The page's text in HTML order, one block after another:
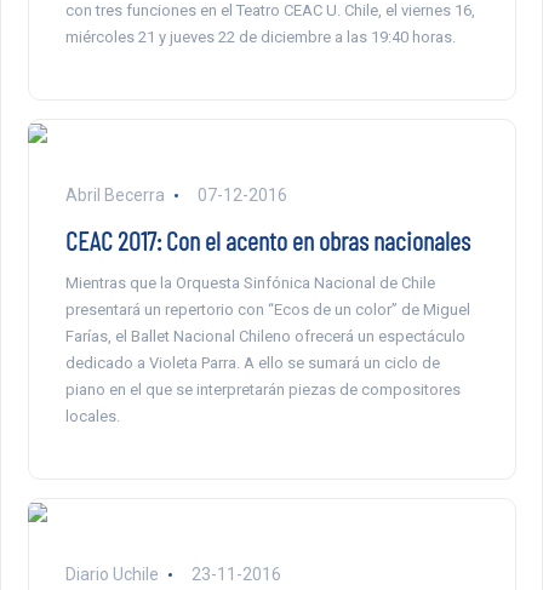
con tres funciones en el Teatro CEAC U. Chile, el viernes 16,
miércoles 21 y jueves 22 de diciembre a las 19:40 horas.
Abril Becerra 07-12-2016
CEAC 2017: Con el acento en obras nacionales
Mientras que la Orquesta Sinfónica Nacional de Chile
presentará un repertorio con “Ecos de un color” de Miguel
Farías, el Ballet Nacional Chileno ofrecerá un espectáculo
dedicado a Violeta Parra. A ello se sumará un ciclo de
piano en el que se interpretarán piezas de compositores
locales.
Diario Uchile 23-11-2016